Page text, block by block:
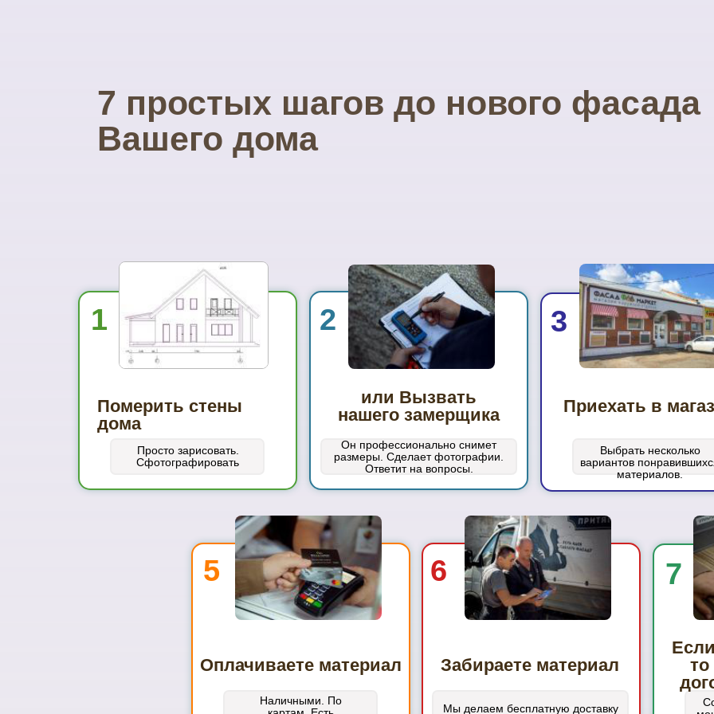
7 простых шагов до нового фасада
Вашего дома
1
Померить стены
дома
2
или Вызвать
нашего замерщика
Он профессионально снимет
размеры. Сделает фотографии.
Ответит на вопросы.
Просто зарисовать.
Сфотографировать
3
Приехать в
Выбрать несколько
вариантов
материалов.
5
Оплачиваете материал
6
Забираете материал
Мы делаем бесплатную доставку
Наличными. По
7